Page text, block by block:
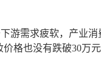
需求疲软，产业消
格也没有跌破30